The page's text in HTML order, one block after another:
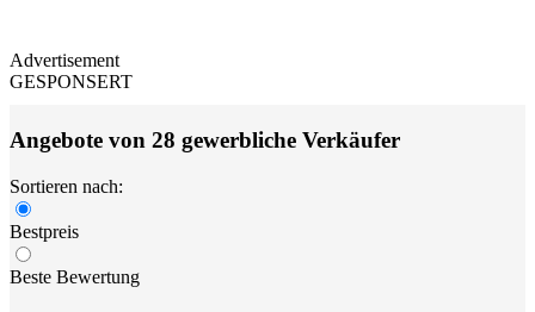
Advertisement
GESPONSERT
Angebote von 28 gewerbliche Verkäufer
Sortieren nach:
Bestpreis
Beste Bewertung